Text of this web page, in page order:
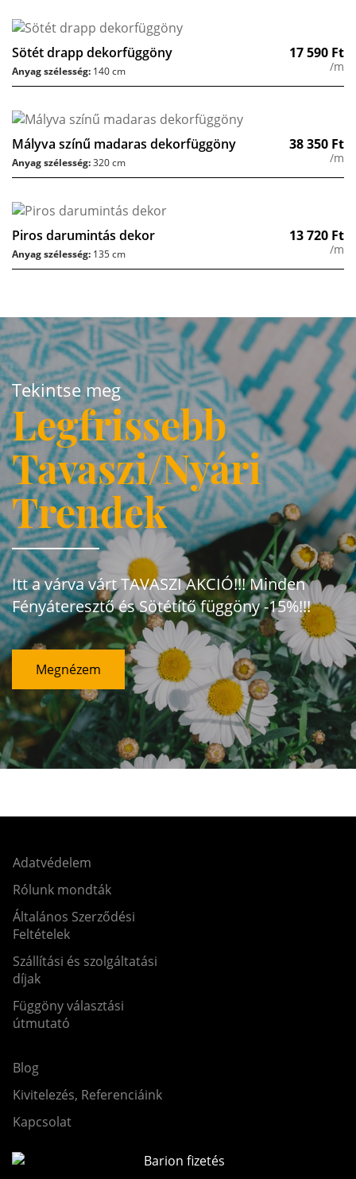
Sötét drapp dekorfüggöny 17 590 Ft
/m
Anyag szélesség: 140 cm
Mályva színű madaras dekorfüggöny 38 350 Ft
/m
Anyag szélesség:320 cm
Piros darumintás dekor 13 720 Ft
/m
Anyag szélesség: 135 cm
Tekintse meg
Legfrissebb
Tavaszi/Nyári
Trendek
Itt a várva várt TAVASZI AKCIÓ!!! Minden
Fényáteresztő és Sötétítő függöny -15%!!!
Megnézem
Adatvédelem
Rólunk mondták
Általános Szerződési
Feltételek
Szállítási és szolgáltatási
díjak
Függöny választási
útmutató
Blog
Kivitelezés, Referenciáink
Kapcsolat